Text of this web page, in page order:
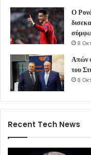
Ο
8
Απών
του
8
Recent Tech News